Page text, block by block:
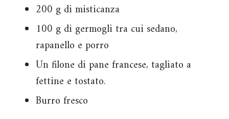
200 g di misticanza
100 g di germogli tra cui sedano,
rapanello e porro
Un filone di pane francese, tagliato a
fettine e tostato.
Burro fresco